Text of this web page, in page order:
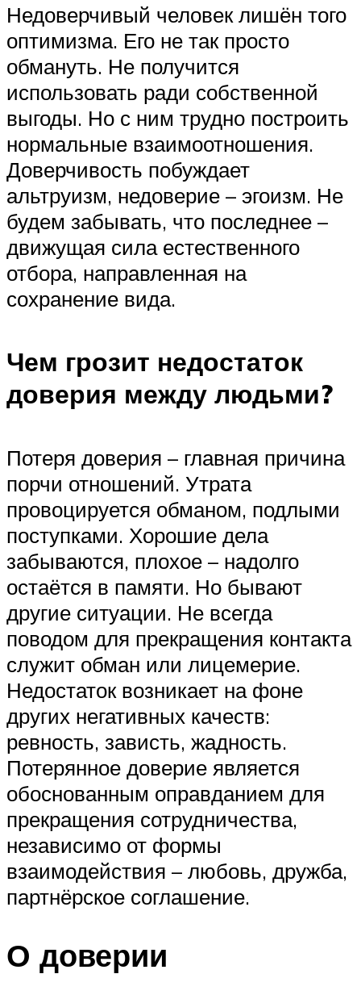
Недоверчивый человек лишён того
оптимизма. Его не так просто
обмануть. Не получится
использовать ради собственной
выгоды. Но с ним трудно построить
нормальные взаимоотношения.
Доверчивость побуждает
альтруизм, недоверие – эгоизм. Не
будем забывать, что последнее –
движущая сила естественного
отбора, направленная на
сохранение вида.
Чем грозит недостаток
доверия между людьми?
Потеря доверия – главная причина
порчи отношений. Утрата
провоцируется обманом, подлыми
поступками. Хорошие дела
забываются, плохое – надолго
остаётся в памяти. Но бывают
другие ситуации. Не всегда
поводом для прекращения контакта
служит обман или лицемерие.
Недостаток возникает на фоне
других негативных качеств:
ревность, зависть, жадность.
Потерянное доверие является
обоснованным оправданием для
прекращения сотрудничества,
независимо от формы
взаимодействия – любовь, дружба,
партнёрское соглашение.
О доверии